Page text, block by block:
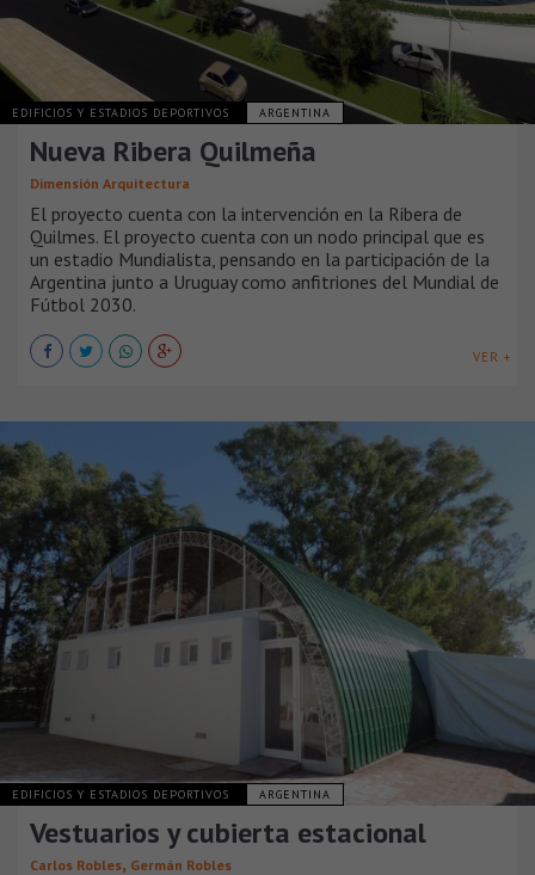
EDIFICIOS Y ESTADIOS DEPORTIVOS ARGENTINA
Nueva Ribera Quilmeña
Dimensión Arquitectura
El proyecto cuenta con la intervención en la Ribera de
Quilmes. El proyecto cuenta con un nodo principal que es
un estadio Mundialista, pensando en la participación de la
Argentina junto a Uruguay como anfitriones del Mundial de
Fútbol 2030.
VER +
EDIFICIOS Y ESTADIOS DEPORTIVOS ARGENTINA
Vestuarios y cubierta estacional
Carlos Robles, Germán Robles